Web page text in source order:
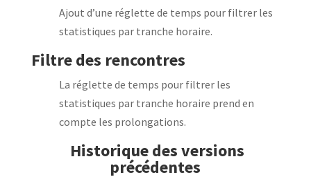
Ajout d’une réglette de temps pour filtrer les
statistiques par tranche horaire.
Filtre des rencontres
La réglette de temps pour filtrer les
statistiques par tranche horaire prend en
compte les prolongations.
Historique des versions
précédentes